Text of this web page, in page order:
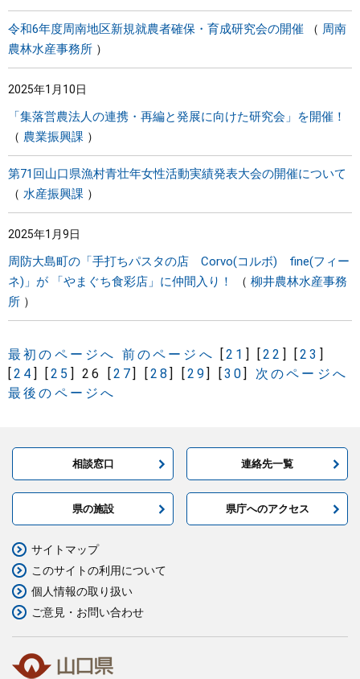
令和6年度周南地区新規就農者確保・育成研究会の開催
周南
農林水産事務所
2025年1月10日
「集落営農法人の連携・再編と発展に向けた研究会」を開催！
農業振興課
第71回山口県漁村青壮年女性活動実績発表大会の開催について
水産振興課
2025年1月9日
周防大島町の「手打ちパスタの店 Corvo(コルボ) fine(フィー
ネ)」が 「やまぐち食彩店」に仲間入り！
柳井農林水産事務
所
最初のページへ 前のページへ [21 ] [22 ] [23 ]
[24 ] [25 ] 26 [27] [28] [29] [30]
次のページへ
最後のページへ
相談窓口 連絡先一覧
県の施設 県庁へのアクセス
サイトマップ
このサイトの利用について
個人情報の取り扱い
ご意見・お問い合わせ